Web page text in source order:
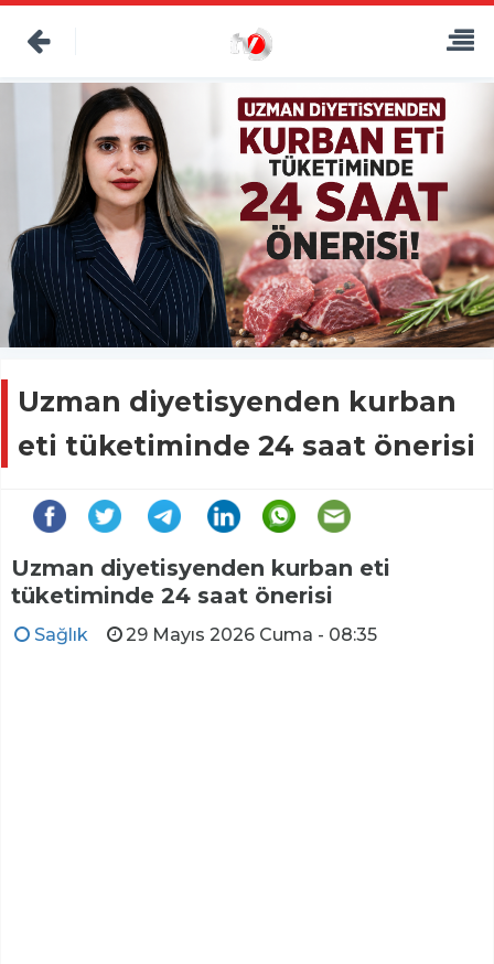
Uzman diyetisyenden kurban
eti tüketiminde 24 saat önerisi
Uzman diyetisyenden kurban eti
tüketiminde 24 saat önerisi
Sağlık 29 Mayıs 2026 Cuma - 08:35